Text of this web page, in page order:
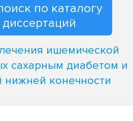
по каталогу
ишемической
сахарным диабетом и
конечности